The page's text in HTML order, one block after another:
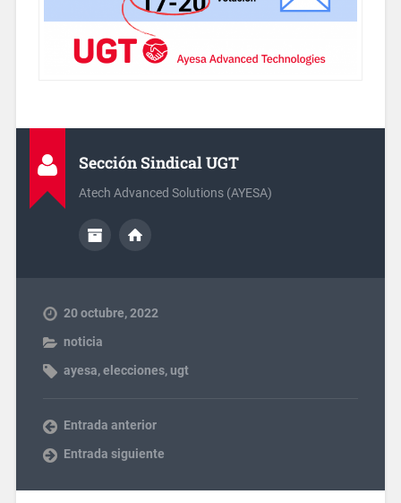
Sección Sindical UGT
Atech Advanced Solutions (AYESA)
20 octubre, 2022
noticia
ayesa,elecciones,ugt
Entrada anterior
Entrada siguiente